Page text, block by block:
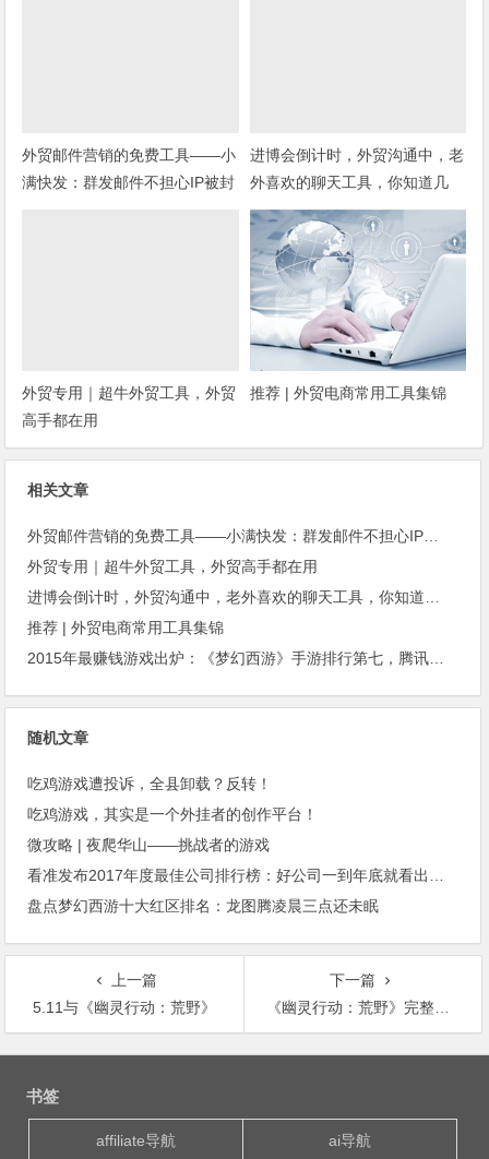
外贸邮件营销的免费工具——小
满快发：群发邮件不担心IP被封
进博会倒计时，外贸沟通中，老
外喜欢的聊天工具，你知道几
种？
外贸专用｜超牛外贸工具，外贸
高手都在用
推荐 | 外贸电商常用工具集锦
相关文章
外贸邮件营销的免费工具——小满快发：群发邮件不担心IP被封
外贸专用｜超牛外贸工具，外贸高手都在用
进博会倒计时，外贸沟通中，老外喜欢的聊天工具，你知道几种？
推荐 | 外贸电商常用工具集锦
2015年最赚钱游戏出炉：《梦幻西游》手游排行第七，腾讯总收入进前三
随机文章
吃鸡游戏遭投诉，全县卸载？反转！
吃鸡游戏，其实是一个外挂者的创作平台！
微攻略 | 夜爬华山——挑战者的游戏
看准发布2017年度最佳公司排行榜：好公司一到年底就看出来了
盘点梦幻西游十大红区排名：龙图腾凌晨三点还未眠
上一篇
5.11与《幽灵行动：荒野》
下一篇
《幽灵行动：荒野》完整版演示公布 体验更多游戏细节
文
书签
affiliate导航 ai导航